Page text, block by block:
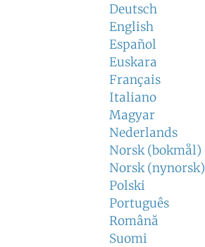
Deutsch
English
Español
Euskara
Français
Italiano
Magyar
Nederlands
Norsk (bokmål)
Norsk (nynorsk)
Polski
Português
Română
Suomi